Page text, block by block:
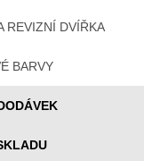
REVIZNÍ DVÍŘKA
BARVY
200 x 1200 mm RAL